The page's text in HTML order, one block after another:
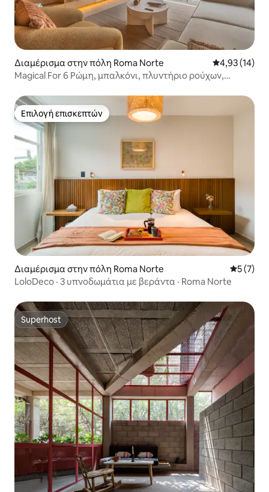
Διαμέρισμα στην πόλη Roma Norte Μέση
4,93 (14)
Magical For 6 Ρώμη, μπαλκόνι, πλυντήριο ρούχων,
Επιλογή επισκεπτών
Επιλογή επισκεπτών
Διαμέρισμα στην πόλη Roma Norte Μέση
5 (7)
LoloDeco · 3 υπνοδωμάτια με βεράντα · Roma Norte
Superhost
Superhost